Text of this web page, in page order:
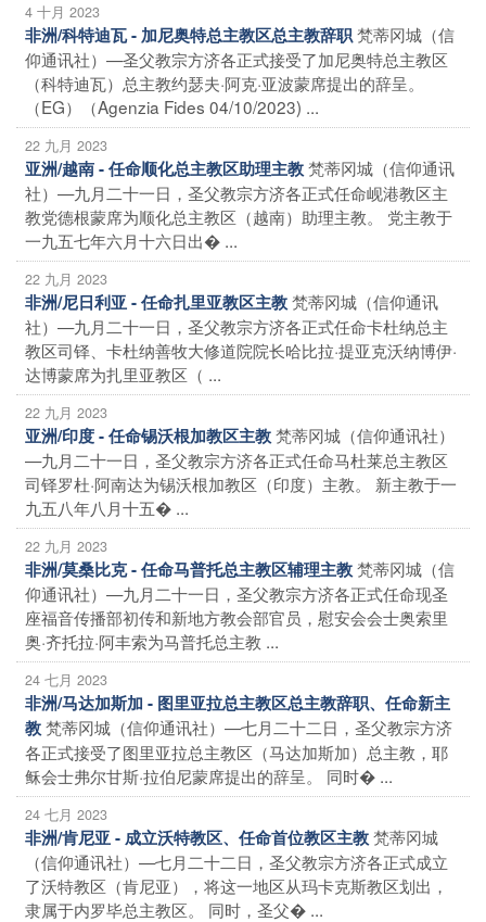
4 十月 2023
非洲/科特迪瓦 - 加尼奥特总主教区总主教辞职梵蒂冈城（信
仰通讯社）—圣父教宗方济各正式接受了加尼奥特总主教区
（科特迪瓦）总主教约瑟夫·阿克·亚波蒙席提出的辞呈。
（EG）（Agenzia Fides 04/10/2023) ...
22 九月 2023
亚洲/越南 - 任命顺化总主教区助理主教梵蒂冈城（信仰通讯
社）—九月二十一日，圣父教宗方济各正式任命岘港教区主
教党德根蒙席为顺化总主教区（越南）助理主教。 党主教于
一九五七年六月十六日出� ...
22 九月 2023
非洲/尼日利亚 - 任命扎里亚教区主教梵蒂冈城（信仰通讯
社）—九月二十一日，圣父教宗方济各正式任命卡杜纳总主
教区司铎、卡杜纳善牧大修道院院长哈比拉·提亚克沃纳博伊·
达博蒙席为扎里亚教区（ ...
22 九月 2023
亚洲/印度 - 任命锡沃根加教区主教梵蒂冈城（信仰通讯社）
—九月二十一日，圣父教宗方济各正式任命马杜莱总主教区
司铎罗杜·阿南达为锡沃根加教区（印度）主教。 新主教于一
九五八年八月十五� ...
22 九月 2023
非洲/莫桑比克 - 任命马普托总主教区辅理主教梵蒂冈城（信
仰通讯社）—九月二十一日，圣父教宗方济各正式任命现圣
座福音传播部初传和新地方教会部官员，慰安会会士奥索里
奥·齐托拉·阿丰索为马普托总主教 ...
24 七月 2023
非洲/马达加斯加 - 图里亚拉总主教区总主教辞职、任命新主
教梵蒂冈城（信仰通讯社）—七月二十二日，圣父教宗方济
各正式接受了图里亚拉总主教区（马达加斯加）总主教，耶
稣会士弗尔甘斯·拉伯尼蒙席提出的辞呈。 同时� ...
24 七月 2023
非洲/肯尼亚 - 成立沃特教区、任命首位教区主教梵蒂冈城
（信仰通讯社）—七月二十二日，圣父教宗方济各正式成立
了沃特教区（肯尼亚），将这一地区从玛卡克斯教区划出，
隶属于内罗毕总主教区。 同时，圣父� ...